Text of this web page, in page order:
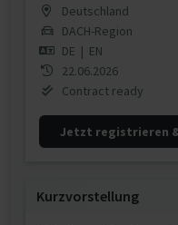
Deutschland
DACH-Region
DE | EN
22.06.2026
Contract ready
Jetzt registrieren
Kurzvorstellung